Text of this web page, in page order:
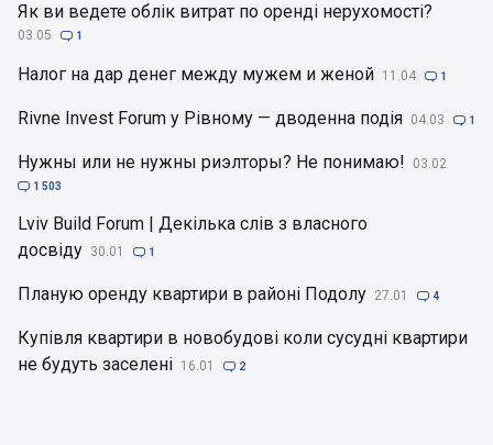
Як ви ведете облік витрат по оренді нерухомості?
03.05  1
Налог на дар денег между мужем и женой 11.04  1
Rivne Invest Forum у Рівному — дводенна подія 04.03  1
Нужны или не нужны риэлторы? Не понимаю! 03.02
 1 503
Lviv Build Forum | Декілька слів з власного
досвіду 30.01  1
Планую оренду квартири в районі Подолу 27.01  4
Купівля квартири в новобудові коли сусудні квартири
не будуть заселені 16.01  2